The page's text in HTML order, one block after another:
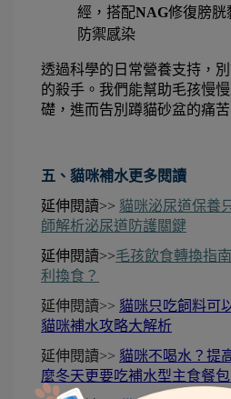
經，搭配NAG修復膀胱
防禦感染
透過科學的日常營養支持，
的殺手。我們能幫助毛孩慢
礎，進而告別蹲貓砂盆的痛苦
五、貓咪補水更多閱讀
延伸閱讀>> 貓咪泌尿道保養
師解析泌尿道防護關鍵
延伸閱讀>>毛孩飲食轉換指
利換食？
延伸閱讀>> 貓咪只吃飼料可
貓咪補水攻略大解析
延伸閱讀>> 貓咪不喝水？提
麼冬天更要吃補水型主食餐包